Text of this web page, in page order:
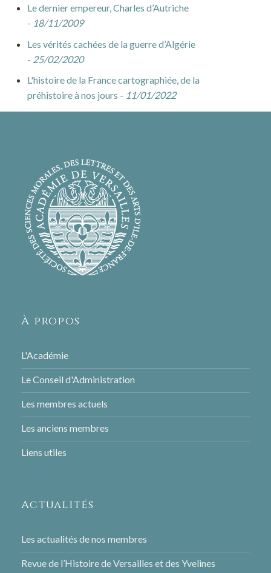
Le dernier empereur, Charles d’Autriche
- 18/11/2009
Les vérités cachées de la guerre d’Algérie
- 25/02/2020
L'histoire de la France cartographiée, de la
préhistoire à nos jours - 11/01/2022
À propos
L'Académie
Le Conseil d'Administration
Les membres actuels
Les anciens membres
Liens utiles
Actualités
Les actualités de nos membres
Revue de l’Histoire de Versailles et des Yvelines